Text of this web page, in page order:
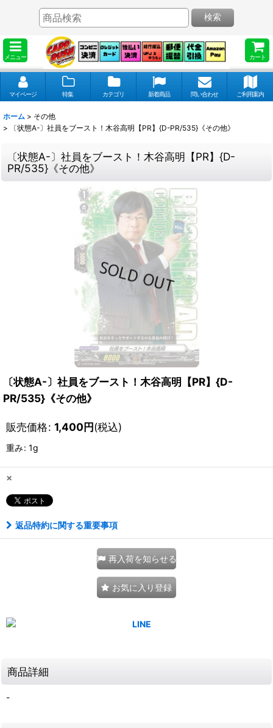
メニュー カート
検索
マイページ 特集 カテゴリ 新着商品 問い合わせ ご利用案内
ホーム > その他
>
〔状態A-〕社員をブースト！木谷高明【PR】{D-PR/535}《その他》
〔状態A-〕社員をブースト！木谷高明【PR】{D-
PR/535}《その他》
〔状態A-〕社員をブースト！木谷高明【PR】{D-
PR/535}《その他》
販売価格: 1,400円(税込)
重み: 1g
×
返品特約に関する重要事項
再入荷を知らせる
お気に入り登録
商品詳細
-